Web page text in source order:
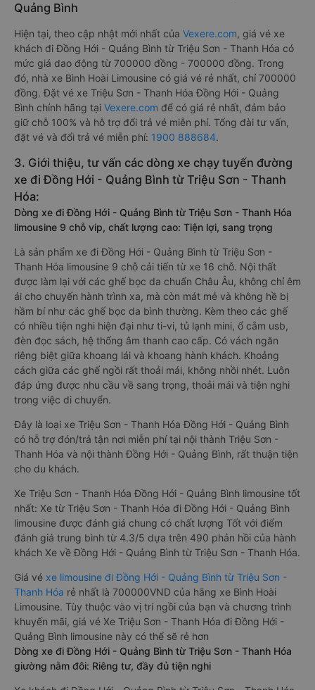
Quảng Bình
Hiện tại, theo cập nhật mới nhất của Vexere.com, giá vé xe
khách đi Đồng Hới - Quảng Bình từ Triệu Sơn - Thanh Hóa có
mức giá dao động từ 700000 đồng - 700000 đồng. Trong
đó, nhà xe Bình Hoài Limousine có giá vé rẻ nhất, chỉ 700000
đồng. Đặt vé xe Triệu Sơn - Thanh Hóa Đồng Hới - Quảng
Bình chính hãng tại Vexere.com để có giá rẻ nhất, đảm bảo
giữ chỗ 100% và hỗ trợ đổi trả vé miễn phí. Tổng đài tư vấn,
đặt vé và đổi trả vé miễn phí: 1900 888684.
3. Giới thiệu, tư vấn các dòng xe chạy tuyến đường
xe đi Đồng Hới - Quảng Bình từ Triệu Sơn - Thanh
Hóa:
Dòng xe đi Đồng Hới - Quảng Bình từ Triệu Sơn - Thanh Hóa
limousine 9 chỗ vip, chất lượng cao: Tiện lợi, sang trọng
Là sản phẩm xe đi Đồng Hới - Quảng Bình từ Triệu Sơn -
Thanh Hóa limousine 9 chỗ cải tiến từ xe 16 chỗ. Nội thất
được làm lại với các ghế bọc da chuẩn Châu Âu, không chỉ êm
ái cho chuyến hành trình xa, mà còn mát mẻ và không hề bị
hầm bí như các ghế bọc da bình thường. Kèm theo các ghế
có nhiều tiện nghi hiện đại như ti-vi, tủ lạnh mini, ổ cắm usb,
đèn đọc sách, hệ thống âm thanh cao cấp. Có vách ngăn
riêng biệt giữa khoang lái và khoang hành khách. Khoảng
cách giữa các ghế ngồi rất thoải mái, không nhồi nhét. Luôn
đáp ứng được nhu cầu về sang trọng, thoải mái và tiện nghi
trong việc di chuyển.
Đây là loại xe Triệu Sơn - Thanh Hóa Đồng Hới - Quảng Bình
có hỗ trợ đón/trả tận nơi miễn phí tại nội thành Triệu Sơn -
Thanh Hóa và nội thành Đồng Hới - Quảng Bình, rất thuận tiện
cho du khách.
Xe Triệu Sơn - Thanh Hóa Đồng Hới - Quảng Bình limousine tốt
nhất: Xe từ Triệu Sơn - Thanh Hóa đi Đồng Hới - Quảng Bình
limousine được đánh giá chung có chất lượng Tốt với điểm
đánh giá trung bình từ 4.3/5 dựa trên 490 phản hồi của hành
khách Xe về Đồng Hới - Quảng Bình từ Triệu Sơn - Thanh Hóa.
Giá vé xe limousine đi Đồng Hới - Quảng Bình từ Triệu Sơn -
Thanh Hóa rẻ nhất là 700000VND của hãng xe Bình Hoài
Limousine. Tùy thuộc vào vị trí ngồi của bạn và chương trình
khuyến mãi, giá vé Xe Triệu Sơn - Thanh Hóa đi Đồng Hới -
Quảng Bình limousine này có thể sẽ rẻ hơn
Dòng xe đi Đồng Hới - Quảng Bình từ Triệu Sơn - Thanh Hóa
giường nằm đôi: Riêng tư, đầy đủ tiện nghi